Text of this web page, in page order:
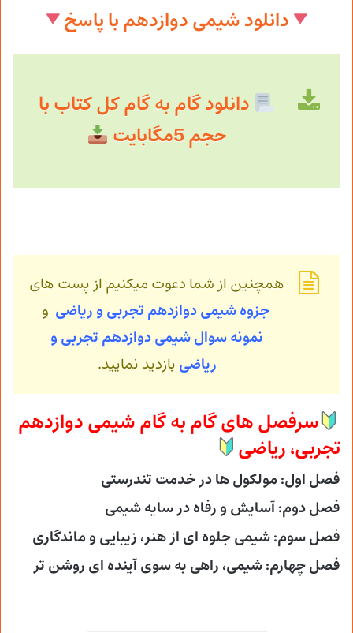
دانلود شیمی دوازدهم با پاسخ
دانلود گام به گام کل کتاب با
حجم 5مگابایت
همچنین از شما دعوت میکنیم از پست های
جزوه شیمی دوازدهم تجربی و ریاضی و
نمونه سوال شیمیدوازدهم تجربی و
ریاضی بازدید نمایید.
سرفصل های گام به گام شیمی دوازدهم
تجربی، ریاضی
فصل اول: مولکول ها در خدمت تندرستی
فصل دوم: آسایش و رفاه در سایه شیمی
فصل سوم: شیمی جلوه ای از هنر، زیبایی و ماندگاری
فصل چهارم: شیمی، راهی به سوی آینده ای روشن تر